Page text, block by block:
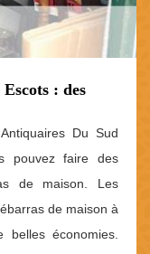
: des
Du Sud
pouvez faire des
de maison. Les
de maison à
économies.